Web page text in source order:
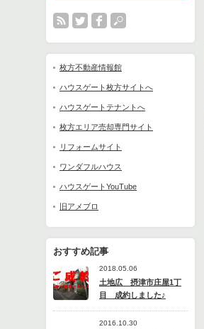
枚方不動産情報館
ハウスゲート枚方サイトへ
ハウスゲートテナントへ
枚方エリア売却専門サイト
リフォームサイト
ワンダフルハウス
ハウスゲートYouTube
旧アメブロ
おすすめ記事
2018.05.06
土地広 摂津市庄屋1丁
目 成約しました♪
2016.10.30